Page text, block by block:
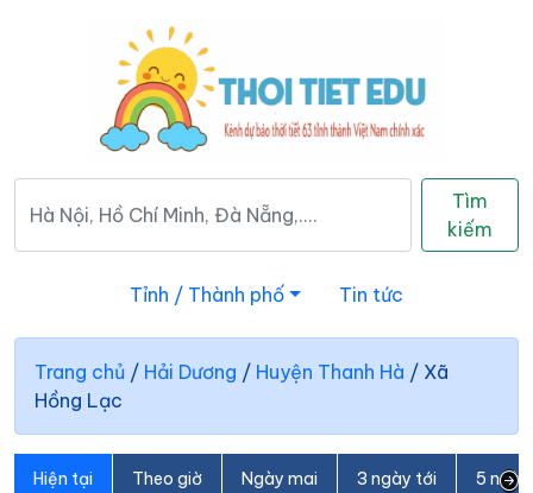
Tìm
kiếm
Tỉnh / Thành phố Tin tức
Trang chủ / Hải Dương / Huyện Thanh Hà / Xã
Hồng Lạc
Hiện tại Theo giờ Ngày mai 3 ngày tới 5